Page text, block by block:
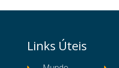
Links Úteis